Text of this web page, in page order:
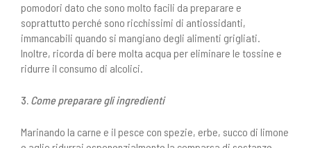
pomodori dato che sono molto facili da preparare e
soprattutto perché sono ricchissimi di antiossidanti,
immancabili quando si mangiano degli alimenti grigliati.
Inoltre, ricorda di bere molta acqua per eliminare le tossine e
ridurre il consumo di alcolici.
3. Come preparare gli ingredienti
Marinando la carne e il pesce con spezie, erbe, succo di limone